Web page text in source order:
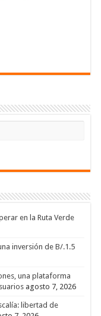
en la Ruta Verde
inversión de B/.1.5
una plataforma
agosto 7, 2026
libertad de